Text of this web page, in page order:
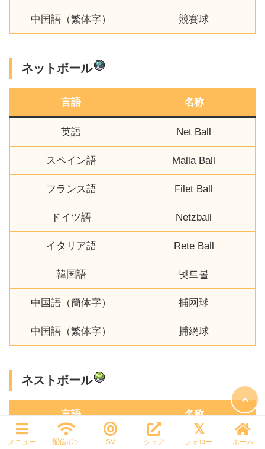
中国語（繁体字） 競賽球
ネットボール
言語 名称
英語 Net Ball
スペイン語 Malla Ball
フランス語 Filet Ball
ドイツ語 Netzball
イタリア語 Rete Ball
韓国語 넷트볼
中国語（簡体字） 捕网球
中国語（繁体字） 捕網球
ネストボール
言語 名称
英語 Nest Ball
メニュー 配信ポケ SV シェア フォロー ホーム